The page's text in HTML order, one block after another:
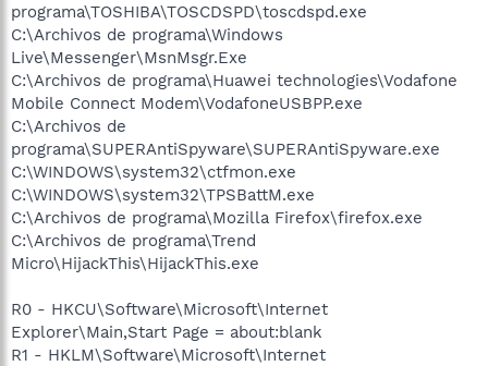
programa\TOSHIBA\TOSCDSPD\toscdspd.exe
C:\Archivos de programa\Windows
Live\Messenger\MsnMsgr.Exe
C:\Archivos de programa\Huawei technologies\Vodafone
Mobile Connect Modem\VodafoneUSBPP.exe
C:\Archivos de
programa\SUPERAntiSpyware\SUPERAntiSpyware.exe
C:\WINDOWS\system32\ctfmon.exe
C:\WINDOWS\system32\TPSBattM.exe
C:\Archivos de programa\Mozilla Firefox\firefox.exe
C:\Archivos de programa\Trend
Micro\HijackThis\HijackThis.exe
R0 - HKCU\Software\Microsoft\Internet
Explorer\Main,Start Page = about:blank
R1 - HKLM\Software\Microsoft\Internet